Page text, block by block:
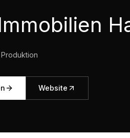
Produktion
Website